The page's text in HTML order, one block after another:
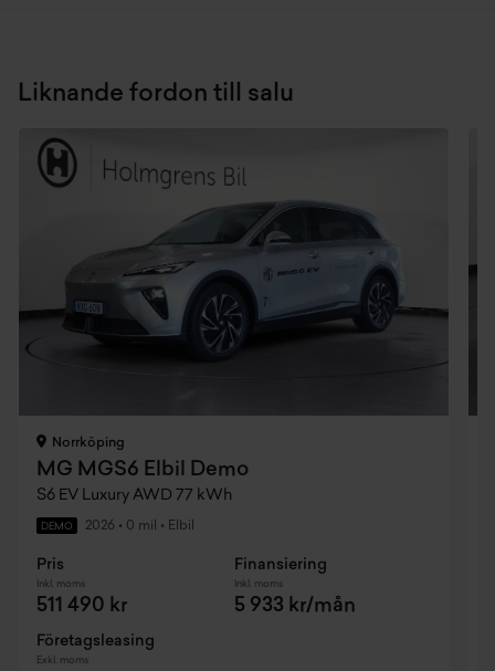
Liknande fordon till salu
Norrköping
MG MGS6 Elbil Demo
S6 EV Luxury AWD 77 kWh
DEMO 2026 • 0 mil • Elbil
Pris
Inkl. moms
511 490 kr
Finansiering
Inkl. moms
5 933 kr/mån
Företagsleasing
Exkl. moms